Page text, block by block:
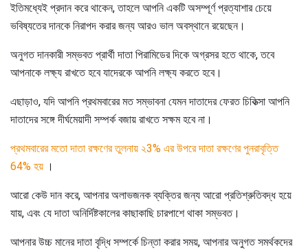
ইতিমধ্যেই প্রদান করে থাকেন, তাহলে আপনি একটি অসম্পূর্ণ প্রত্যাশার চেয়ে
ভবিষ্যতের দানকে নিরাপদ করার জন্য আরও ভাল অবস্থানে রয়েছেন।
অনুগত দানকারী সম্ভবত প্রার্থী দাতা পিরামিডের দিকে অগ্রসর হতে থাকে, তবে
আপনাকে লক্ষ্য রাখতে হবে যাদেরকে আপনি লক্ষ্য করতে হবে।
এছাড়াও, যদি আপনি প্রথমবারের মত সম্ভাবনা যেমন দাতাদের ফেরত চিকিত্সা আপনি
দাতাদের সঙ্গে দীর্ঘমেয়াদী সম্পর্ক বজায় রাখতে সক্ষম হবে না।
প্রথমবারের মতো দাতা রক্ষণের তুলনায় ২3% এর উপরে দাতা রক্ষণের পুনরাবৃত্তি
64% হয় ।
আরো কেউ দান করে, আপনার অলাভজনক ব্যক্তির জন্য আরো প্রতিশ্রুতিবদ্ধ হয়ে
যায়, এবং যে দাতা অনির্দিষ্টকালের কাছাকাছি চারপাশে থাকা সম্ভবত।
আপনার উচ্চ মানের দাতা বৃদ্ধি সম্পর্কে চিন্তা করার সময়, আপনার অনুগত সমর্থকদের